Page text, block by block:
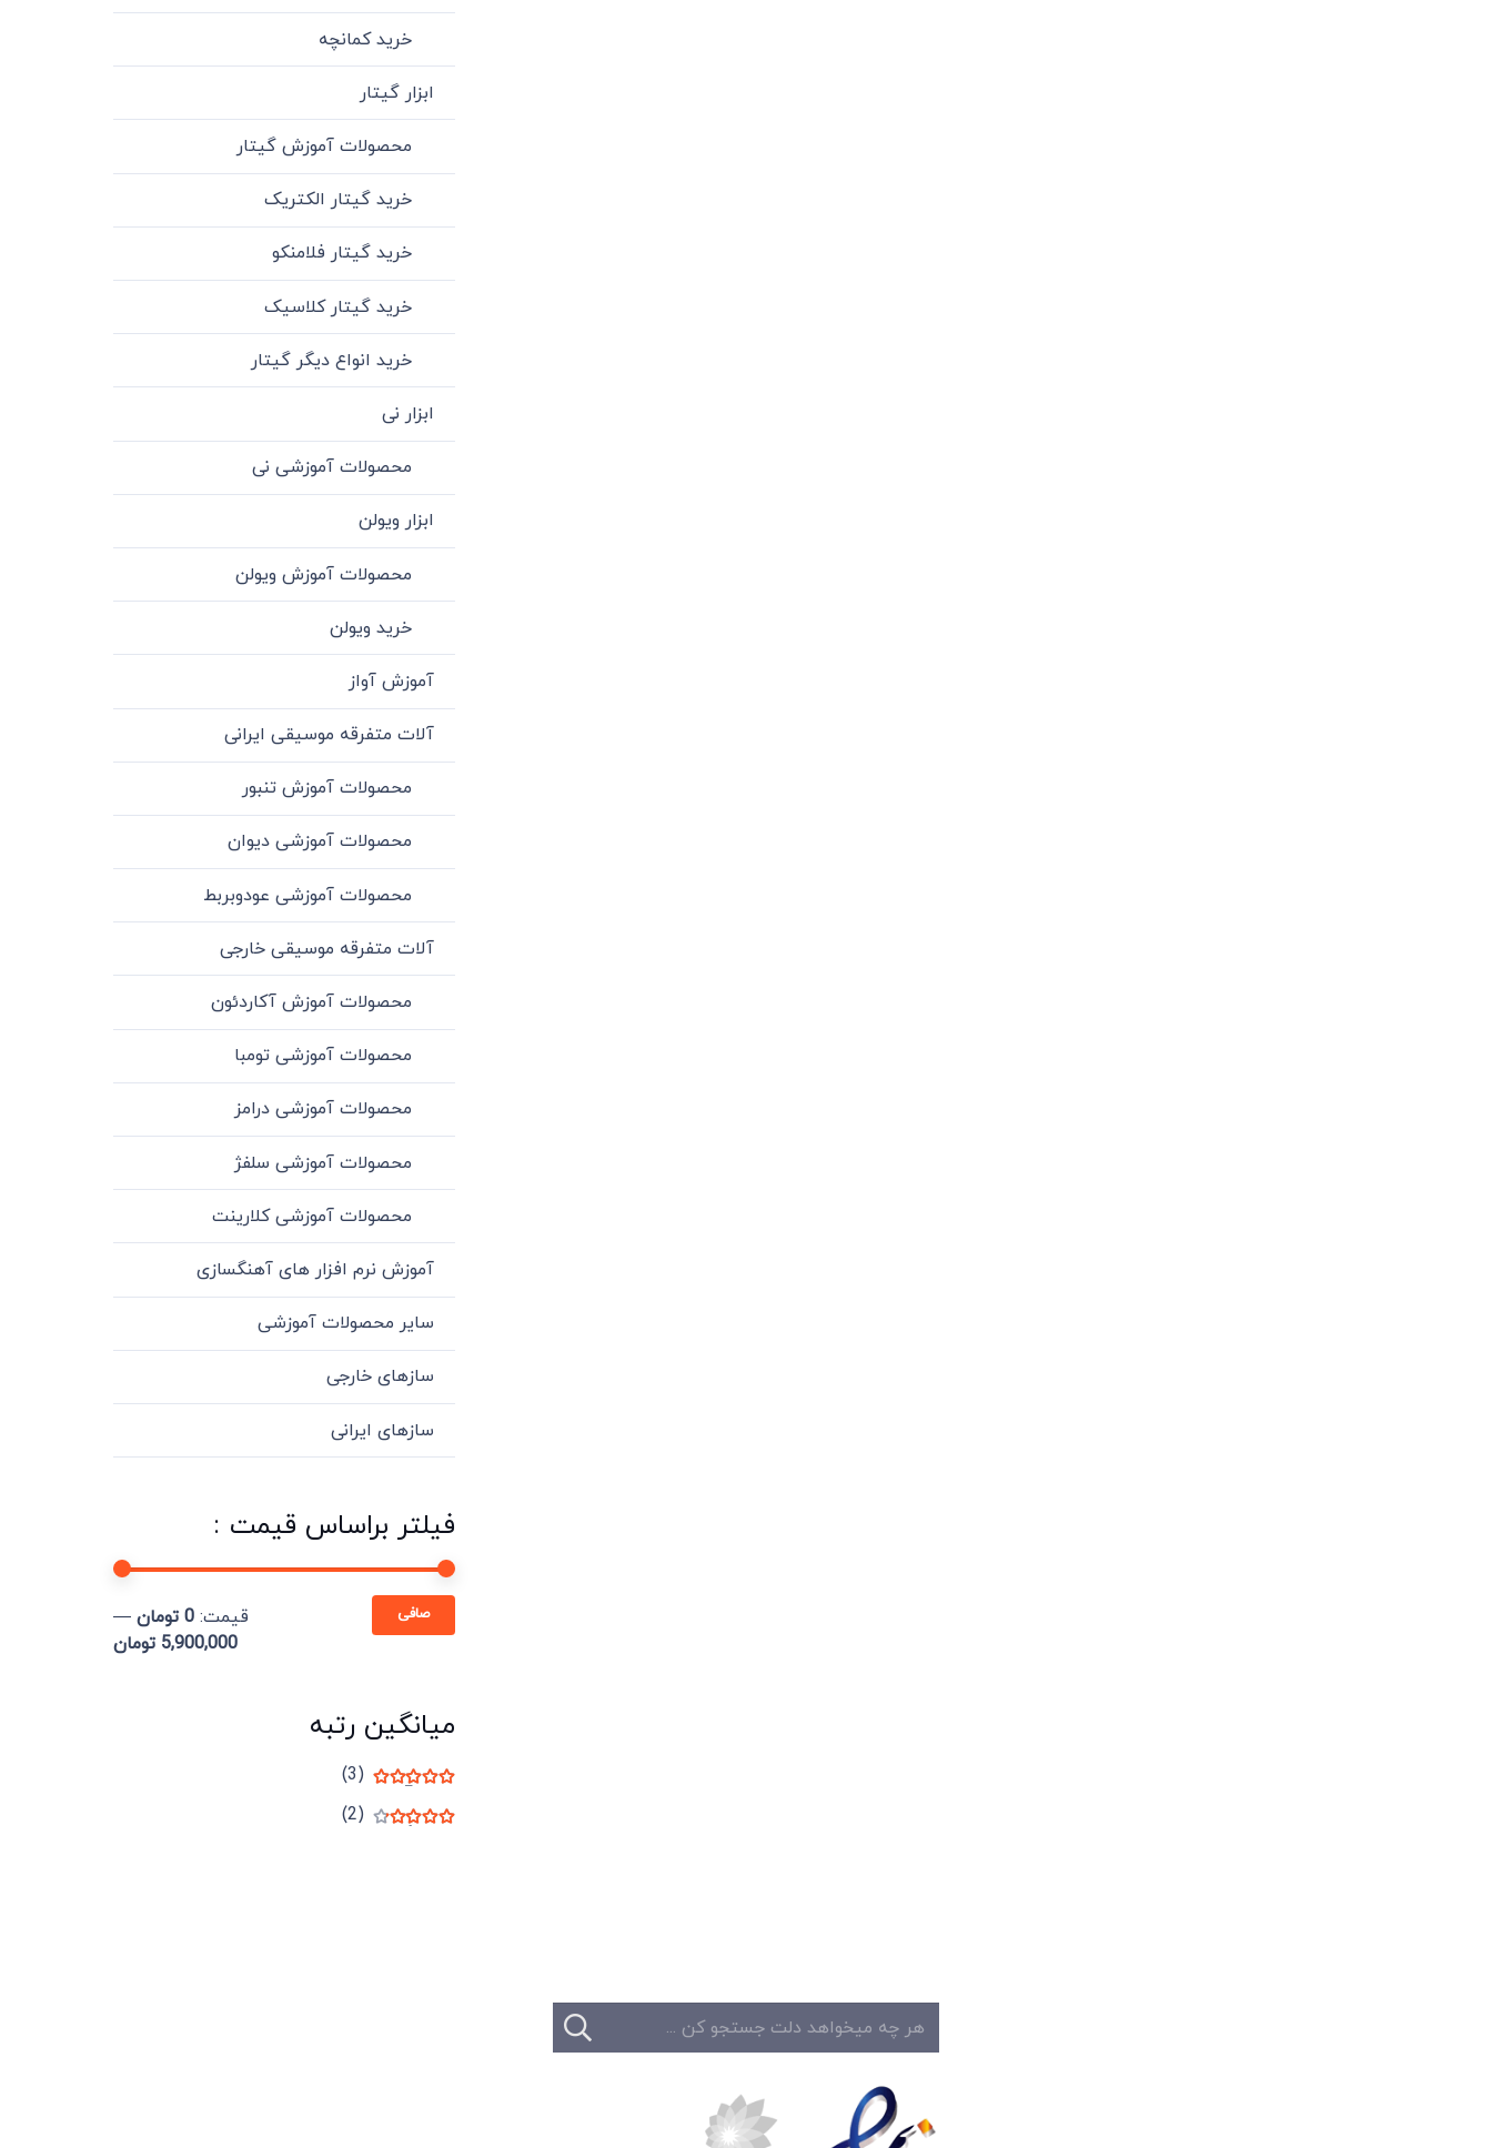
خرید کمانچه
ابزار گیتار
محصولات آموزش گیتار
خرید گیتار الکتریک
خرید گیتار فلامنکو
خرید گیتار کلاسیک
خرید انواع دیگر گیتار
ابزار نی
محصولات آموزشی نی
ابزار ویولن
محصولات آموزش ویولن
خرید ویولن
آموزش آواز
آلات متفرقه موسیقی ایرانی
محصولات آموزش تنبور
محصولات آموزشی دیوان
محصولات آموزشی عودوبربط
آلات متفرقه موسیقی خارجی
محصولات آموزش آکاردئون
محصولات آموزشی تومبا
محصولات آموزشی درامز
محصولات آموزشی سلفژ
محصولات آموزشی کلارینت
آموزش نرم افزار های آهنگسازی
سایر محصولات آموزشی
سازهای خارجی
سازهای ایرانی
فیلتر براساس قیمت :
صافی قيمت: 0 تومان
—
5,900,000 تومان
میانگین رتبه
5
(3)
4
(2)